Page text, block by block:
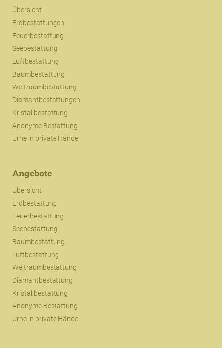
Übersicht
Erdbestattungen
Feuerbestattung
Seebestattung
Luftbestattung
Baumbestattung
Weltraumbestattung
Diamantbestattungen
Kristallbestattung
Anonyme Bestattung
Urne in private Hände
Angebote
Übersicht
Erdbestattung
Feuerbestattung
Seebestattung
Baumbestattung
Luftbestattung
Weltraumbestattung
Diamantbestattung
Kristallbestattung
Anonyme Bestattung
Urne in private Hände